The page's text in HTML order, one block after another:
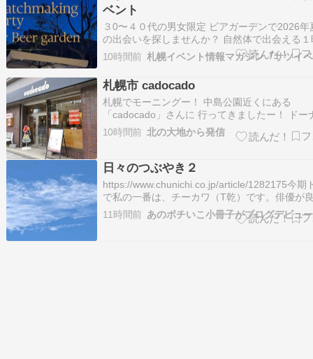
ベント
３0〜４０代の男女限定 ビアガーデンで2026年
の出会いを探しませんか？ 自然体で出会える
０分 イベント苦手、、、という方向けに 自然
が弾む仕組みをご用意しています お一人での
welcome!! ビールが苦手でも、ノンアルコール
ーもご用意しておりま…
10時間前 札幌イベント情報マガジン『サツイ
札幌市 cadocado
札幌でモーニングー！ 中島公園近くにある
「cadocado」さんに 行ってきましたー！ ドー
フェですが、 モーニングも始めたと聞いて。
くだと散歩後の朝ご飯必要ですからねー。 人
だよー！ ベーグルサンドセットい…
10時間前 北の大地から発信
日々のつぶやき２
https://www.chunichi.co.jp/article/1282175今期
で私の一番は、チーカワ（T乾）です。俳優が
え。とりわけ、中島歩。短髪にして、イケオジ
間臭いオジサンに脱皮した。あの声と間は、独
11時間前 あのボチいこ小冊子がブログデビュー